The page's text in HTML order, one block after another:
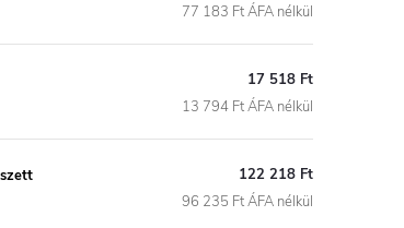
77 183 Ft ÁFA nélkül
17 518 Ft
13 794 Ft ÁFA nélkül
122 218 Ft
96 235 Ft ÁFA nélkül